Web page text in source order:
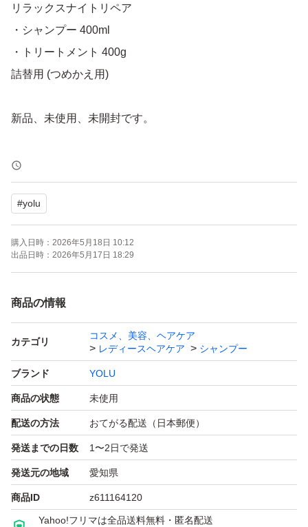
リラックスナイトリペア
・シャンプー 400ml
・トリートメント 400g
詰替用 (つめかえ用)
新品、未使用、未開封です。
商品を宅配ビニール袋に入れて、ゆうパケットポストで発
送します。
※詰替商品において、｢段ボール梱包が良かった｣とbad評
価をいただきましたが、宅配ビニール袋での発送になりま
す。気になる方はご遠慮くださいm(_ _)m
お値下げ連絡は、確認しておりませんm(_ _)m
ません。
以上、ご理解いただけましたら、よろしくお願いいたしま
す。
・・・・・・・・・・・・・・・・・・・・
YOLU（リニューアル前）リラックスナイトリペア シャン
プー＆トリートメント 詰め替えセット（400ml＋400g）
#yolu
購入日時： 2026年5月18日 10:12
出品日時： 2026年5月17日 18:29
商品の情報
カテゴリ
コスメ、美容、ヘアケア
レディースヘアケア
シャンプー
ブランド YOLU
商品の状態 未使用
配送の方法 おてがる配送（日本郵便）
発送までの日数 1〜2日で発送
発送元の地域 愛知県
商品ID z611164120
Yahoo!フリマは全品送料無料・匿名配送